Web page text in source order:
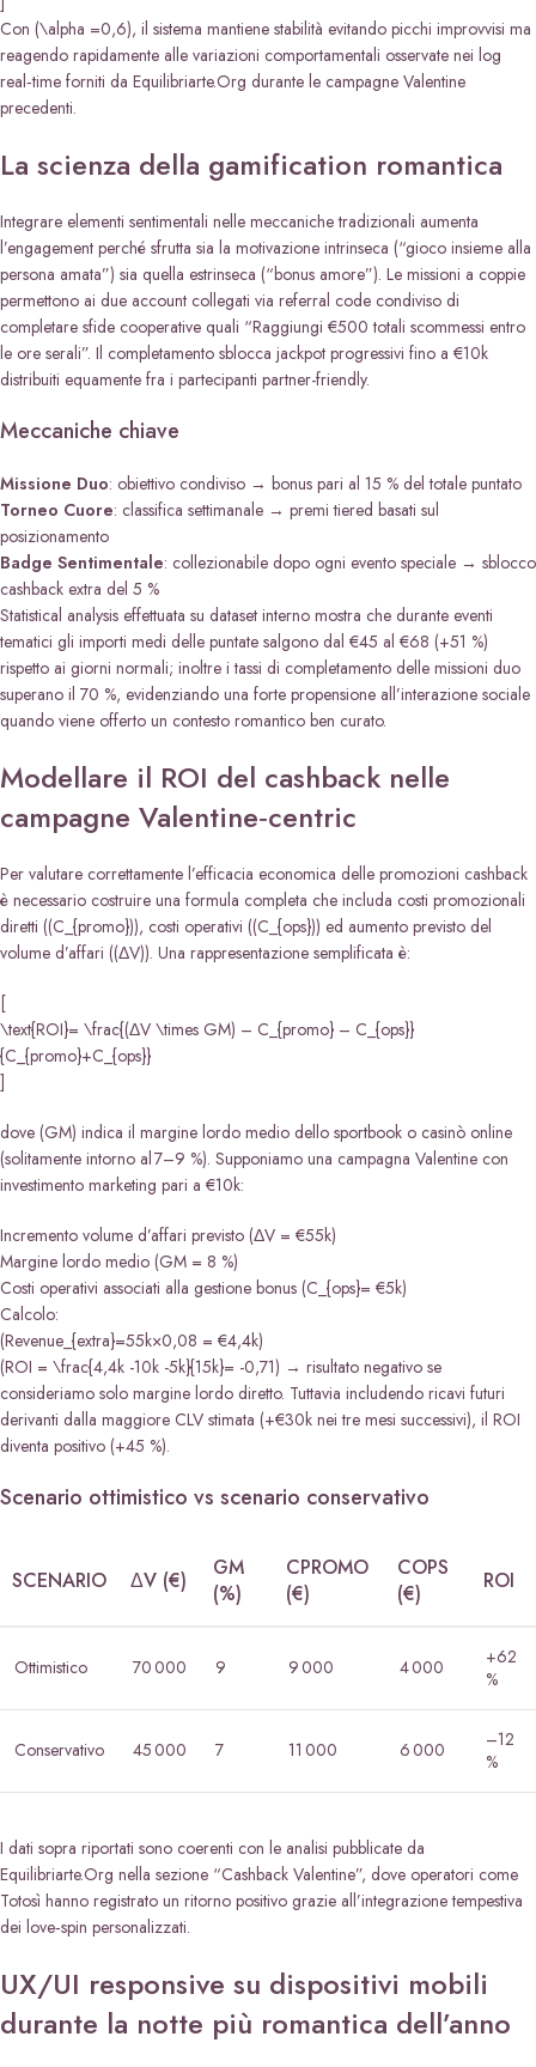
Con (\alpha =0,6), il sistema mantiene stabilità evitando picchi improvvisi ma
reagendo rapidamente alle variazioni comportamentali osservate nei log
real‑time forniti da Equilibriarte.Org durante le campagne Valentine
precedenti.
La scienza della gamification romantica
Integrare elementi sentimentali nelle meccaniche tradizionali aumenta
l’engagement perché sfrutta sia la motivazione intrinseca (“gioco insieme alla
persona amata”) sia quella estrinseca (“bonus amore”). Le missioni a coppie
permettono ai due account collegati via referral code condiviso di
completare sfide cooperative quali “Raggiungi €500 totali scommessi entro
le ore serali”. Il completamento sblocca jackpot progressivi fino a €10k
distribuiti equamente fra i partecipanti partner-friendly.
Meccaniche chiave
Missione Duo: obiettivo condiviso → bonus pari al 15 % del totale puntato
Torneo Cuore: classifica settimanale → premi tiered basati sul
posizionamento
Badge Sentimentale: collezionabile dopo ogni evento speciale → sblocco
cashback extra del 5 %
Statistical analysis effettuata su dataset interno mostra che durante eventi
tematici gli importi medi delle puntate salgono dal €45 al €68 (+51 %)
rispetto ai giorni normali; inoltre i tassi di completamento delle missioni duo
superano il 70 %, evidenziando una forte propensione all’interazione sociale
quando viene offerto un contesto romantico ben curato.
Modellare il ROI del cashback nelle
campagne Valentine‑centric
Per valutare correttamente l’efficacia economica delle promozioni cashback
è necessario costruire una formula completa che includa costi promozionali
diretti ((C_{promo})), costi operativi ((C_{ops})) ed aumento previsto del
volume d’affari ((ΔV)). Una rappresentazione semplificata è:
[
\text{ROI}= \frac{(ΔV \times GM) – C_{promo} – C_{ops}}
{C_{promo}+C_{ops}}
]
dove (GM) indica il margine lordo medio dello sportbook o casinò online
(solitamente intorno al 7–9 %). Supponiamo una campagna Valentine con
investimento marketing pari a €10k:
Incremento volume d’affari previsto (ΔV = €55k)
Margine lordo medio (GM = 8 %)
Costi operativi associati alla gestione bonus (C_{ops}= €5k)
Calcolo:
(Revenue_{extra}=55k×0,08 = €4,4k)
(ROI = \frac{4,4k -10k -5k}{15k}= -0,71) → risultato negativo se
consideriamo solo margine lordo diretto. Tuttavia includendo ricavi futuri
derivanti dalla maggiore CLV stimata (+€30k nei tre mesi successivi), il ROI
diventa positivo (+45 %).
Scenario ottimistico vs scenario conservativo
SCENARIO ΔV (€)
GM
(%)
CPROMO
(€)
COPS
(€)
ROI
Ottimistico 70 000 9 9 000 4 000
+62
%
Conservativo 45 000 7 11 000 6 000
–12
%
I dati sopra riportati sono coerenti con le analisi pubblicate da
Equilibriarte.Org nella sezione “Cashback Valentine”, dove operatori come
Totosì hanno registrato un ritorno positivo grazie all’integrazione tempestiva
dei love‑spin personalizzati.
UX/UI responsive su dispositivi mobili
durante la notte più romantica dell’anno